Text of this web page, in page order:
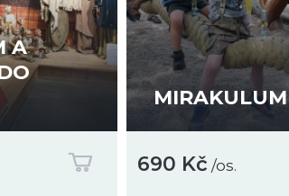
A
MIRAKULUM
690 Kč /os.